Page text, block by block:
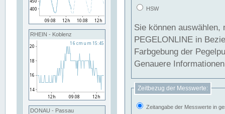
RHEIN - Koblenz
DONAU - Passau
HSW
Sie können
PEGELONLINE in Beziehung
Farbgebung der
Genauere
Zeitbezug der Messwerte:
Zeitangabe der Messwerte in